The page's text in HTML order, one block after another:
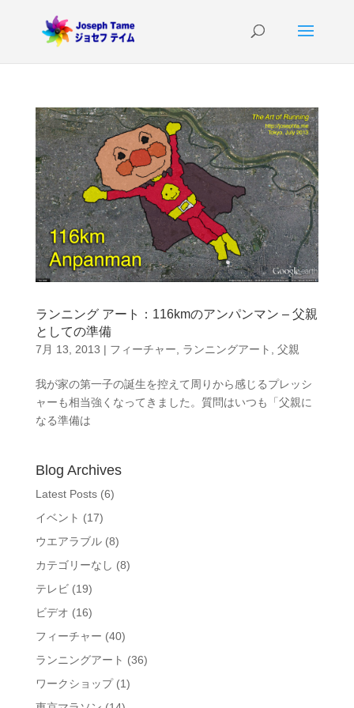
ランニング アート：116kmのアンパンマン – 父親
としての準備
7月 13, 2013 | フィーチャー ランニングアート 父親
我が家の第一子の誕生を控えて周りから感じるプレッシ
ャーも相当強くなってきました。質問はいつも「父親に
なる準備は
Blog Archives
Latest Posts(6)
イベント (17)
ウエアラブル(8)
カテゴリーなし (8)
テレビ(19)
ビデオ (16)
フィーチャー (40)
ランニングアート (36)
ワークショップ(1)